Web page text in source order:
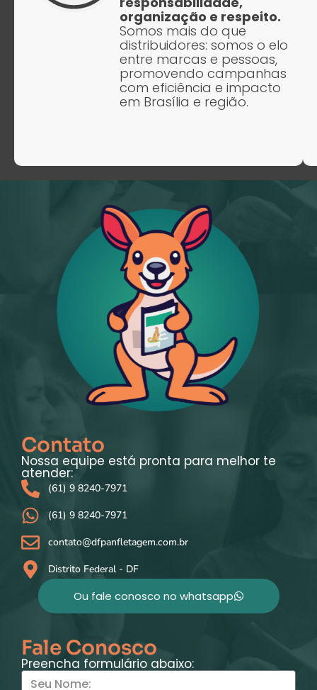
organização e respeito.
Somos mais do que
distribuidores: somos o elo
entre marcas e pessoas,
promovendo campanhas
com eficiência e impacto
em Brasília e região.
Contato
Nossa equipe está pronta para melhor te
atender:
(61) 9 8240-7971
(61) 9 8240-7971
contato@dfpanfletagem.com.br
Distrito Federal - DF
Ou fale conosco no whatsapp
Fale Conosco
Preencha formulário abaixo: